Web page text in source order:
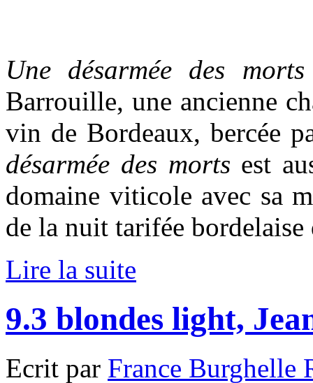
Une désarmée des
Barrouille, une ancienne
vin de Bordeaux, bercée
désarmée des morts est
domaine viticole avec sa
de la nuit tarifée bordelaise
Lire la suite
9.3 blondes light,
Ecrit par France Burghelle